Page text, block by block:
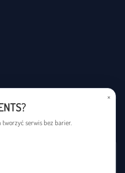
×
serwis bez barier.